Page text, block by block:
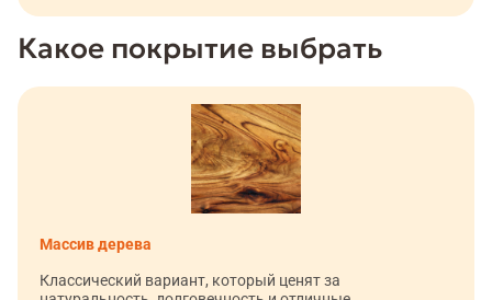
Какое покрытие выбрать
Массив дерева
Классический вариант, который ценят за